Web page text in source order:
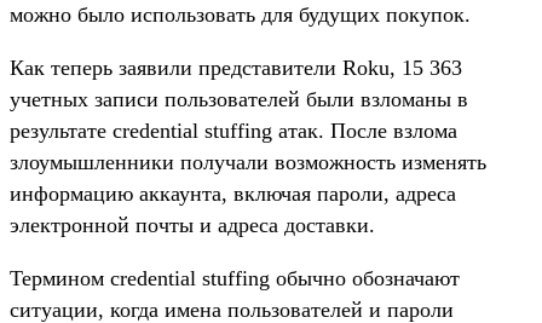
можно было использовать для будущих покупок.
Как теперь заявили представители Roku, 15 363
учетных записи пользователей были взломаны в
результате credential stuffing атак. После взлома
злоумышленники получали возможность изменять
информацию аккаунта, включая пароли, адреса
электронной почты и адреса доставки.
Термином credential stuffing обычно обозначают
ситуации, когда имена пользователей и пароли